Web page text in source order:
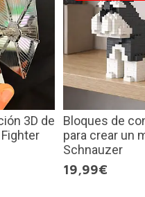
3D de
Bloques de
para crear un
Schnauzer
19,99€